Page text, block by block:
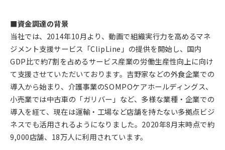
■資金調達の背景
当社では、2014年10月より、動画で組織実行力を高めるマネ
ジメント支援サービス「ClipLine」の提供を開始し、国内
GDP比で約7割を占めるサービス産業の労働生産性向上に向け
て支援させていただいております。吉野家などの外食企業での
導入から始まり、介護事業のSOMPOケアホールディングス、
小売業では中古車の「ガリバー」など、多様な業種・企業での
導入を経て、現在は運輸・工場など店舗を持たない多拠点ビジ
ネスでも活用されるようになりました。2020年8月末時点で約
9,000店舗、18万人に利用されています。